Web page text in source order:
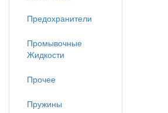
Предохранители
Промывочные
Жидкости
Прочее
Пружины